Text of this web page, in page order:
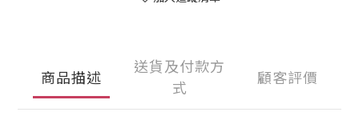
商品描述
送貨及付款方
式
顧客評價